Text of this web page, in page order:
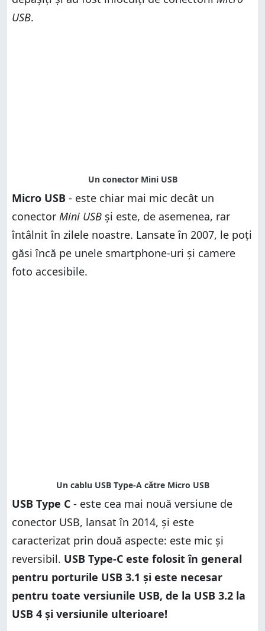
USB.
Micro USB - este chiar mai mic decât un
conector Mini USB și este, de asemenea, rar
întâlnit în zilele noastre. Lansate în 2007, le poți
găsi încă pe unele smartphone-uri și camere
foto accesibile.
USB Type C - este cea mai nouă versiune de
conector USB, lansat în 2014, și este
caracterizat prin două aspecte: este mic și
reversibil. USB Type-C este folosit în general
pentru porturile USB 3.1 și este necesar
pentru toate versiunile USB, de la USB 3.2 la
USB 4 și versiunile ulterioare!